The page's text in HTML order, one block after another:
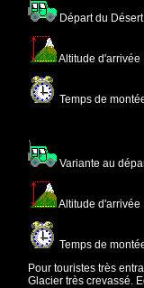
Départ du
Altitude d'arrivée
Temps de
Variante au
Altitude d'arrivée
Temps de
Pour touristes très
Glacier très crevassé.